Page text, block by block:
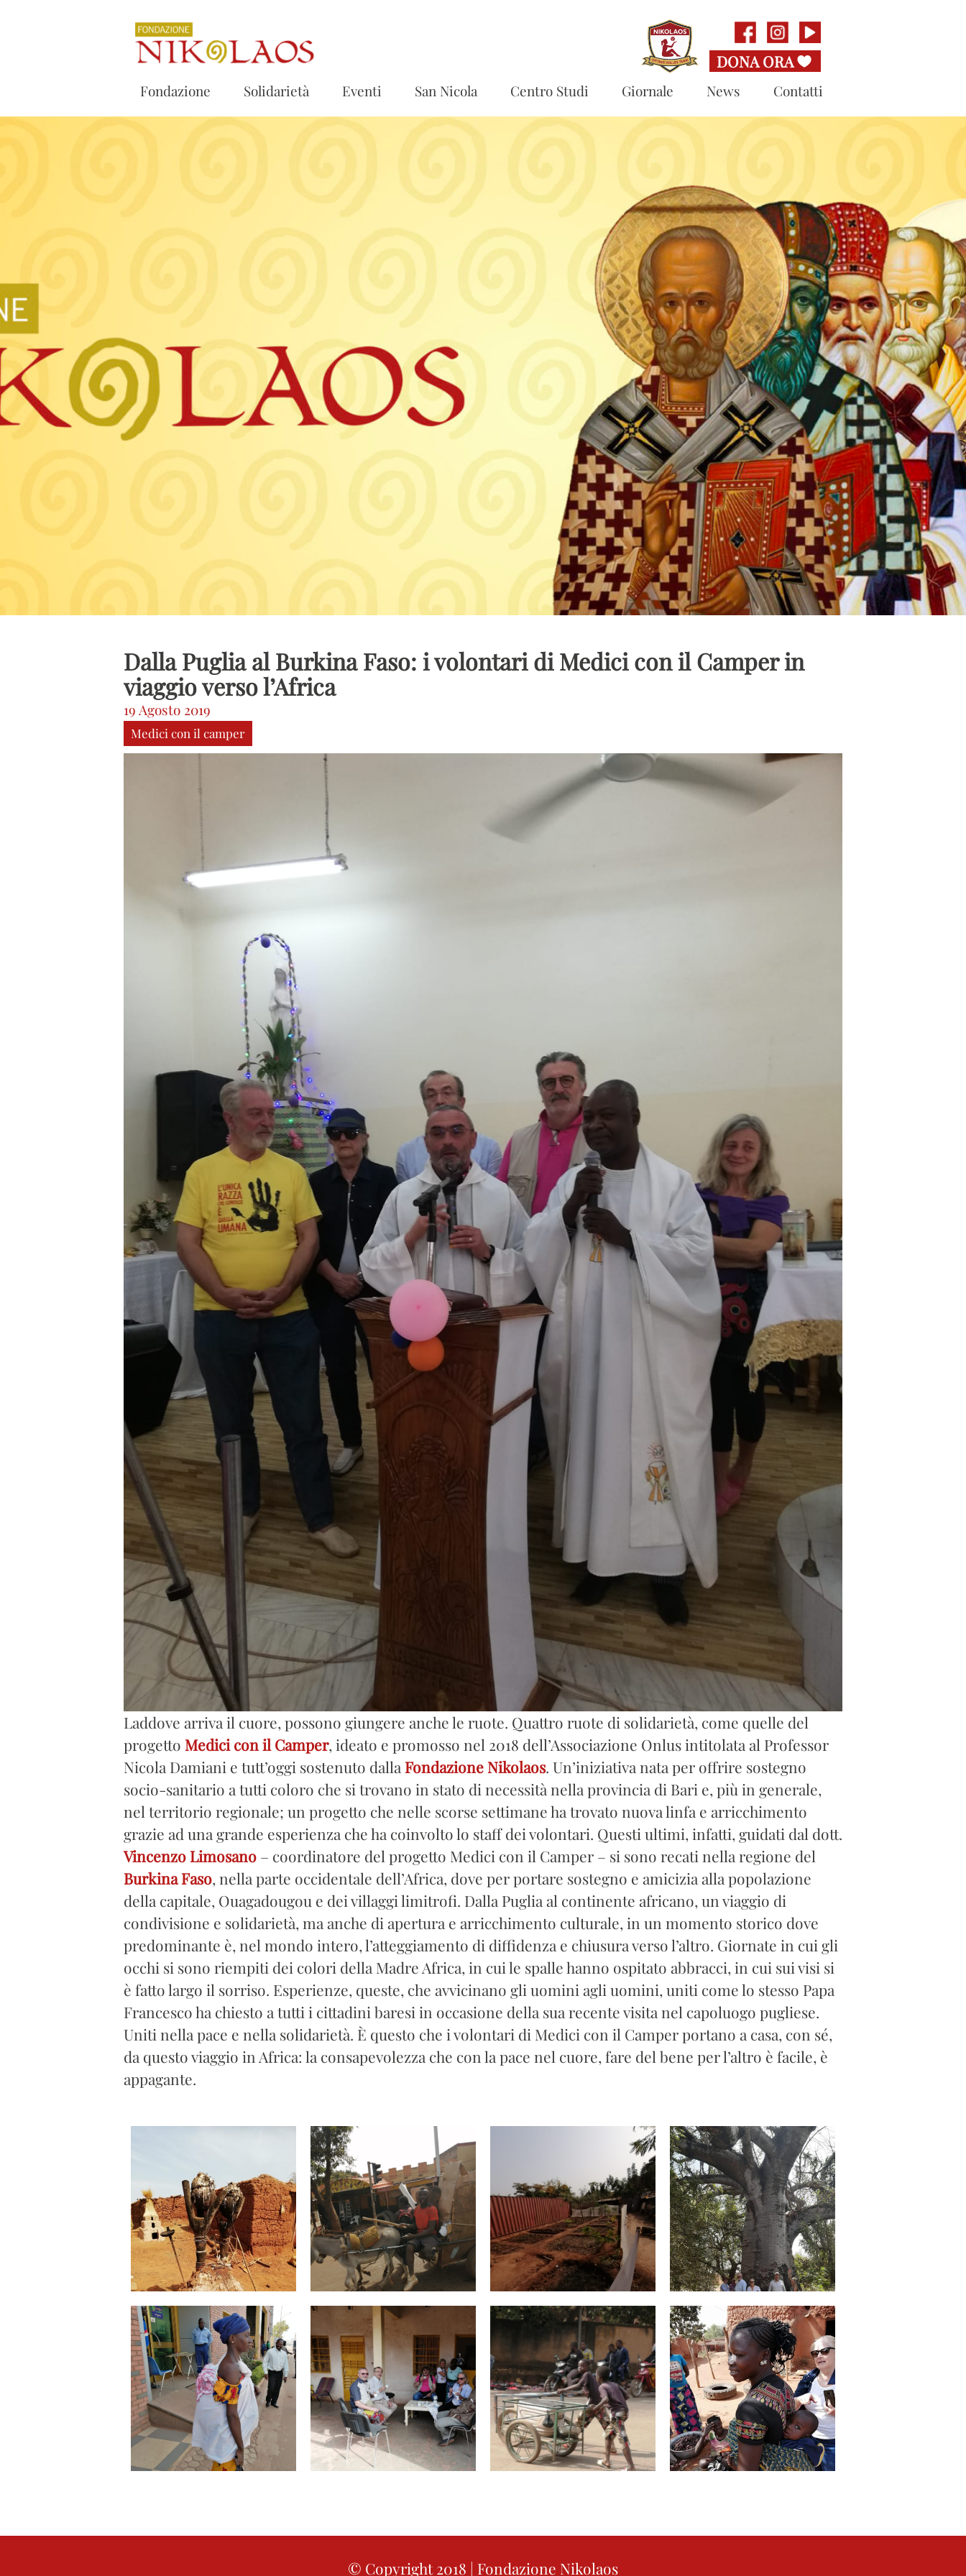
Fondazione Solidarietà Eventi San Nicola Centro Studi Giornale News Contatti
Dalla Puglia al Burkina Faso: i volontari di Medici con il Camper in
viaggio verso l’Africa
19 Agosto 2019
Medici con il camper
Laddove arriva il cuore, possono giungere anche le ruote. Quattro ruote di solidarietà, come quelle del
progetto Medici con il Camper, ideato e promosso nel 2018 dell’Associazione Onlus intitolata al Professor
Nicola Damiani e tutt’oggi sostenuto dalla Fondazione Nikolaos. Un’iniziativa nata per offrire sostegno
socio-sanitario a tutti coloro che si trovano in stato di necessità nella provincia di Bari e, più in generale,
nel territorio regionale; un progetto che nelle scorse settimane ha trovato nuova linfa e arricchimento
grazie ad una grande esperienza che ha coinvolto lo staff dei volontari. Questi ultimi, infatti, guidati dal dott.
Vincenzo Limosano – coordinatore del progetto Medici con il Camper – si sono recati nella regione del
Burkina Faso, nella parte occidentale dell’Africa, dove per portare sostegno e amicizia alla popolazione
della capitale, Ouagadougou e dei villaggi limitrofi. Dalla Puglia al continente africano, un viaggio di
condivisione e solidarietà, ma anche di apertura e arricchimento culturale, in un momento storico dove
predominante è, nel mondo intero, l’atteggiamento di diffidenza e chiusura verso l’altro. Giornate in cui gli
occhi si sono riempiti dei colori della Madre Africa, in cui le spalle hanno ospitato abbracci, in cui sui visi si
è fatto largo il sorriso. Esperienze, queste, che avvicinano gli uomini agli uomini, uniti come lo stesso Papa
Francesco ha chiesto a tutti i cittadini baresi in occasione della sua recente visita nel capoluogo pugliese.
Uniti nella pace e nella solidarietà. È questo che i volontari di Medici con il Camper portano a casa, con sé,
da questo viaggio in Africa: la consapevolezza che con la pace nel cuore, fare del bene per l’altro è facile, è
appagante.
© Copyright 2018 | Fondazione Nikolaos